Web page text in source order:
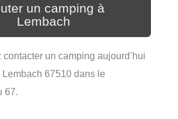
un camping à
Lembach
un camping aujourd’hui
67510 dans le
67.